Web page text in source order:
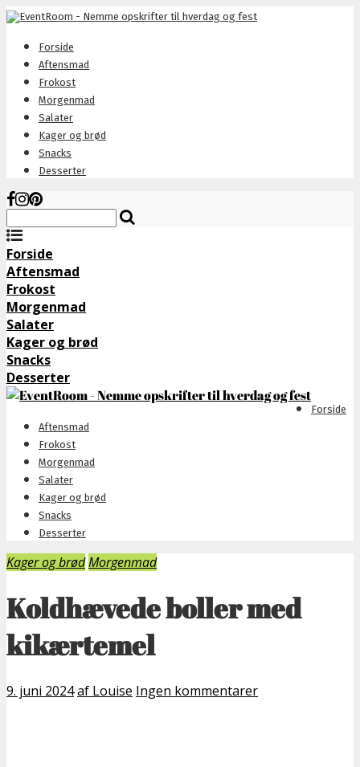
Forside
Aftensmad
Frokost
Morgenmad
Salater
Kager og brød
Snacks
Desserter
Forside
Aftensmad
Frokost
Morgenmad
Salater
Kager og brød
Snacks
Desserter
Forside
Aftensmad
Frokost
Morgenmad
Salater
Kager og brød
Snacks
Desserter
Kager og brødMorgenmad
Koldhævede boller med
kikærtemel
9. juni 2024af Louise Ingen kommentarer